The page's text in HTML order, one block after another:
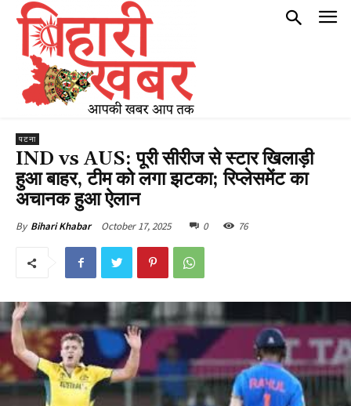
पटना
IND vs AUS: पूरी सीरीज से स्टार खिलाड़ी
हुआ बाहर, टीम को लगा झटका; रिप्लेसमेंट का
अचानक हुआ ऐलान
By Bihari Khabar October 17, 2025 0 76